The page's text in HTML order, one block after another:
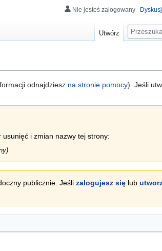
odnajdziesz na stronie pomocy). Jeśli
i zmian nazwy tej strony:
publicznie. Jeśli zalogujesz się lub
Nie jesteś zalogowany
Utwórz
Szukaj